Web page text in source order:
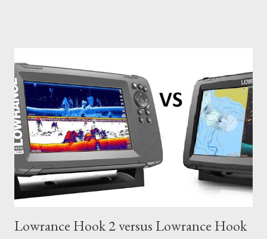
Lowrance Hook 2 versus Lowrance Hook